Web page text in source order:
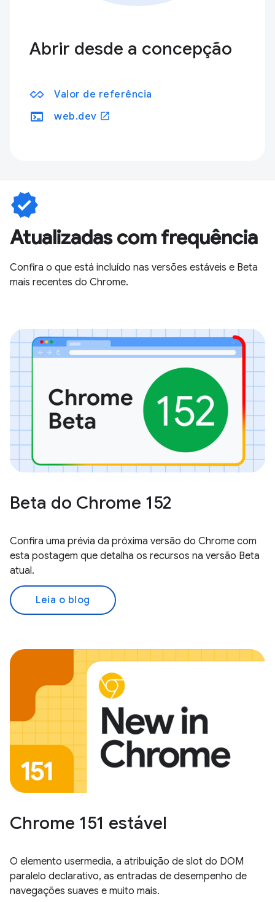
Abrir desde a concepção
Valor de referência
terminal web.dev open_in_new
verified
Atualizadas com frequência
Confira o que está incluído nas versões estáveis e Beta
mais recentes do Chrome.
Beta do Chrome 152
Confira uma prévia da próxima versão do Chrome com
esta postagem que detalha os recursos na versão Beta
atual.
Leia o blog
Chrome 151 estável
O elemento usermedia, a atribuição de slot do DOM
paralelo declarativo, as entradas de desempenho de
navegações suaves e muito mais.